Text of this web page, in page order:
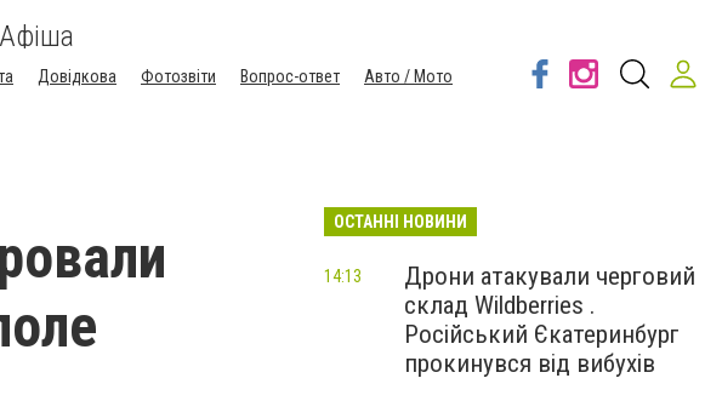
Афіша
Довідкова Фотозвіти Вопрос-ответ
Авто / Мото
ОСТАННІ НОВИНИ
Дрони атакували черговий
склад Wildberries .
Російський Єкатеринбург
прокинувся від вибухів
14:13